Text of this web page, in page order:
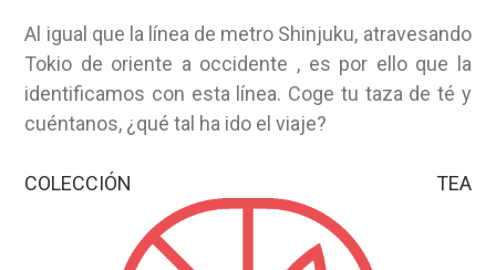
Al igual que la línea de metro Shinjuku, atravesando
Tokio de oriente a occidente , es por ello que la
identificamos con esta línea. Coge tu taza de té y
cuéntanos, ¿qué tal ha ido el viaje?
COLECCIÓN TEA